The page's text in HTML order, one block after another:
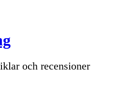
och recensioner